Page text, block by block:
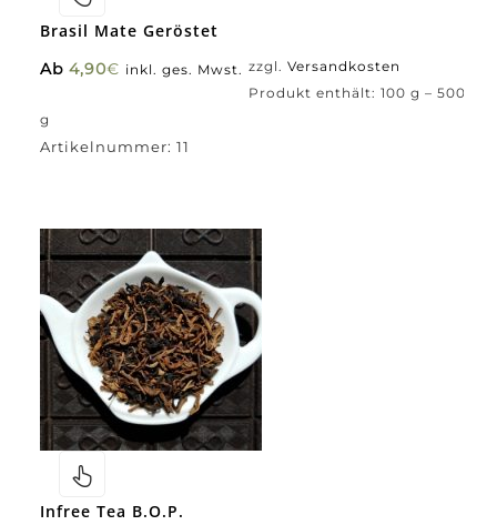
Brasil Mate Geröstet
Ab 4,90€ inkl. ges. Mwst. zzgl. Versandkosten
Produkt enthält: 100 g – 500
g
Artikelnummer: 11
Infree Tea B.O.P.